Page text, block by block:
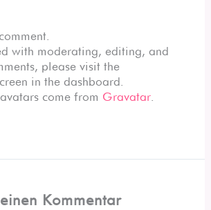
with moderating, editing, and
please visit the
in the dashboard.
come from Gravatar.
Kommentar